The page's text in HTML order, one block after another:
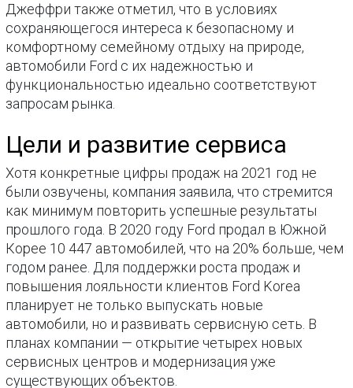
Джеффри также отметил, что в условиях
сохраняющегося интереса к безопасному и
комфортному семейному отдыху на природе,
автомобили Ford с их надежностью и
функциональностью идеально соответствуют
запросам рынка.
Цели и развитие сервиса
Хотя конкретные цифры продаж на 2021 год не
были озвучены, компания заявила, что стремится
как минимум повторить успешные результаты
прошлого года. В 2020 году Ford продал в Южной
Корее 10 447 автомобилей, что на 20% больше, чем
годом ранее. Для поддержки роста продаж и
повышения лояльности клиентов Ford Korea
планирует не только выпускать новые
автомобили, но и развивать сервисную сеть. В
планах компании — открытие четырех новых
сервисных центров и модернизация уже
существующих объектов.